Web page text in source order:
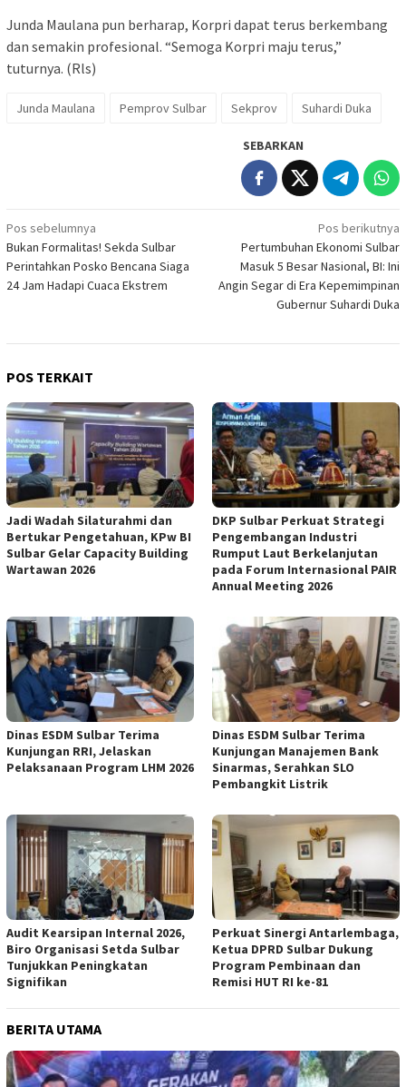
Junda Maulana pun berharap, Korpri dapat terus berkembang
dan semakin profesional. “Semoga Korpri maju terus,”
tuturnya. (Rls)
Junda Maulana Pemprov Sulbar Sekprov Suhardi Duka
SEBARKAN
Navigasi
pos
Pos sebelumnya
Bukan Formalitas! Sekda Sulbar
Perintahkan Posko Bencana Siaga
24 Jam Hadapi Cuaca Ekstrem
Pos berikutnya
Pertumbuhan Ekonomi Sulbar
Masuk 5 Besar Nasional, BI: Ini
Angin Segar di Era Kepemimpinan
Gubernur Suhardi Duka
POS TERKAIT
Jadi Wadah Silaturahmi dan
Bertukar Pengetahuan, KPw BI
Sulbar Gelar Capacity Building
Wartawan 2026
DKP Sulbar Perkuat Strategi
Pengembangan Industri
Rumput Laut Berkelanjutan
pada Forum Internasional PAIR
Annual Meeting 2026
Dinas ESDM Sulbar Terima
Kunjungan RRI, Jelaskan
Pelaksanaan Program LHM 2026
Dinas ESDM Sulbar Terima
Kunjungan Manajemen Bank
Sinarmas, Serahkan SLO
Pembangkit Listrik
Audit Kearsipan Internal 2026,
Biro Organisasi Setda Sulbar
Tunjukkan Peningkatan
Signifikan
Perkuat Sinergi Antarlembaga,
Ketua DPRD Sulbar Dukung
Program Pembinaan dan
Remisi HUT RI ke-81
BERITA UTAMA